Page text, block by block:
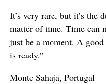
It’s very rare, but it’s the
matter of time. Time can
just be a moment. A
is ready.”
Monte Sahaja, Portugal